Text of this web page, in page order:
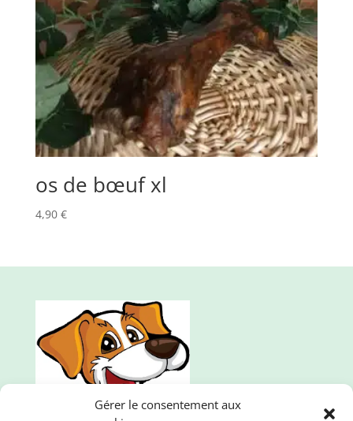
Gérer le consentement aux
os de bœuf xl
4,90 €